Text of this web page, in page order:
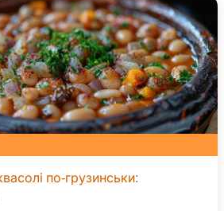
по-грузинськи: